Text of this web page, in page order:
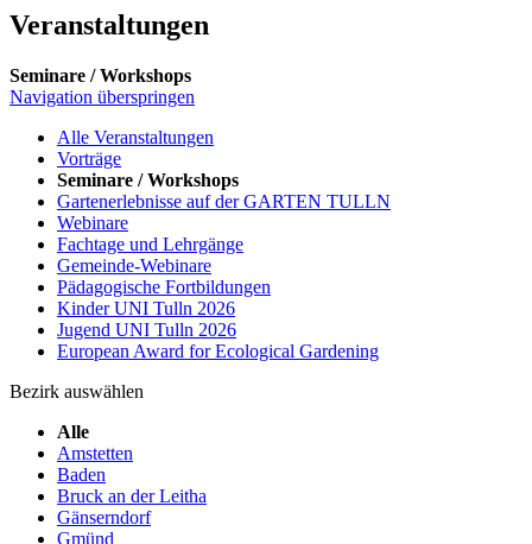
Veranstaltungen
Seminare / Workshops
Navigation überspringen
Alle Veranstaltungen
Vorträge
Seminare / Workshops
Gartenerlebnisse auf der GARTEN TULLN
Webinare
Fachtage und Lehrgänge
Gemeinde-Webinare
Pädagogische Fortbildungen
Kinder UNI Tulln 2026
Jugend UNI Tulln 2026
European Award for Ecological Gardening
Bezirk auswählen
Alle
Amstetten
Baden
Bruck an der Leitha
Gänserndorf
Gmünd